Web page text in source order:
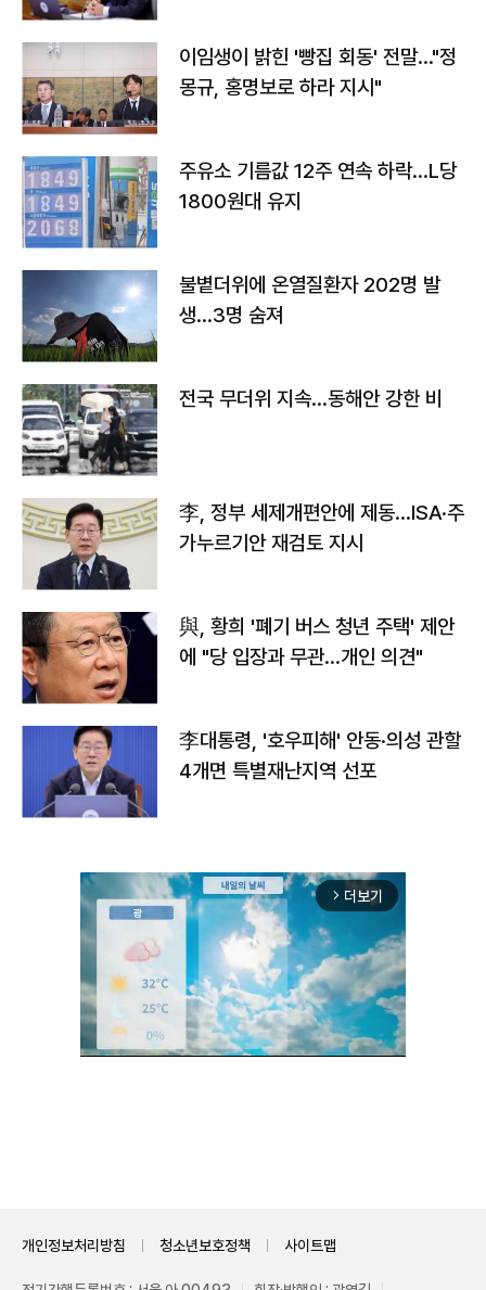
이임생이 밝힌 '빵집 회동' 전말…"정
몽규, 홍명보로 하라 지시"
주유소 기름값 12주 연속 하락…L당
1800원대 유지
불볕더위에 온열질환자 202명 발
생…3명 숨져
전국 무더위 지속…동해안 강한 비
李, 정부 세제개편안에 제동…ISA·주
가누르기안 재검토 지시
與, 황희 '폐기 버스 청년 주택' 제안
에 "당 입장과 무관…개인 의견"
李대통령, '호우피해' 안동·의성 관할
4개면 특별재난지역 선포
arrow_forward_ios 더보기
개인정보처리방침 청소년보호정책 사이트맵